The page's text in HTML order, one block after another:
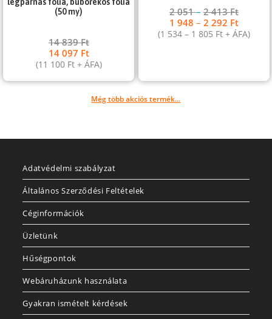
(50 my)
14 839Ft
14 097 Ft
(11 100 Ft+ ÁFA)
2 051–2 413Ft
1 948–2 292 Ft
(1 534– 1 805 Ft + ÁFA)
Még több akciós termék...
Adatvédelmi szabályzat
Általános Szerződési Feltételek
Céginformációk
Üzletünk
Hűségpontok
Webáruházunk használata
Gyakran ismételt kérdések